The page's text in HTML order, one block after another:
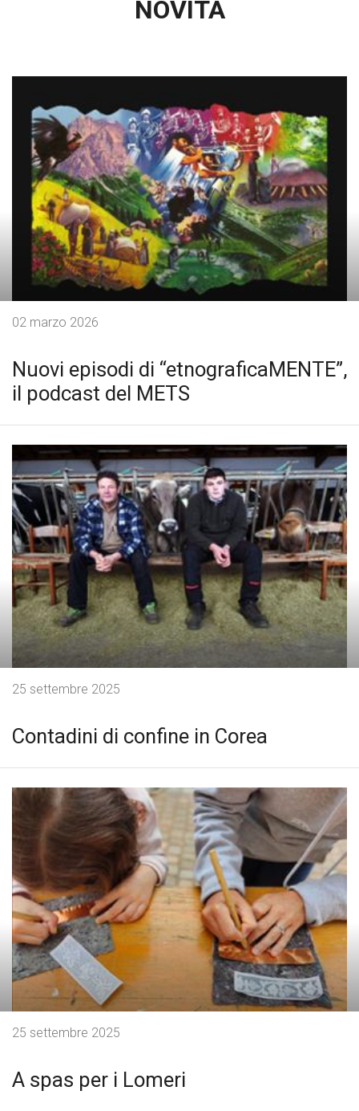
NOVITÀ
Nuovi episodi di “etnograficaMENTE”,
il podcast del METS
02 marzo 2026
Contadini di confine in Corea
25 settembre 2025
A spas per i Lomeri
25 settembre 2025